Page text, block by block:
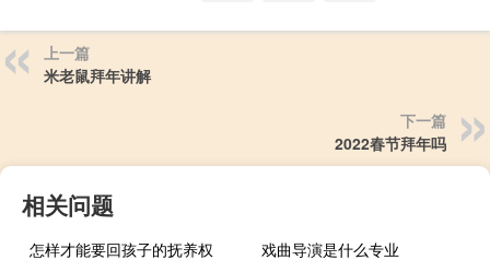
上一篇
米老鼠拜年讲解
下一篇
2022春节拜年吗
相关问题
怎样才能要回孩子的抚养权
戏曲导演是什么专业